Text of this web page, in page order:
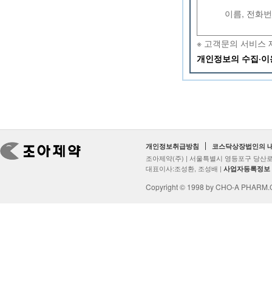
이름, 전화
※ 고객문의 서비스
개인정보의 수집·
개인정보취급방침 코스닥상장법인의
조아제약(주) | 서울특별시 영등포구 당산
대표이사:조성환, 조성배 | 사업자등록정보
Copyright © 1998 by CHO-A